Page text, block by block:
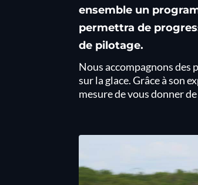
ensemble un
permettra de
de pilotage.
Nous accompagnons
sur la glace. Grâce à son
mesure de vous donner